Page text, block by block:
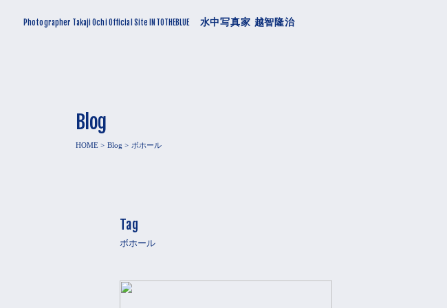
Photographer Takaji Ochi Official Site INTOTHEBLUE 水中写真家 越智隆治
Blog
HOME Blog ボホール
Tag
ボホール